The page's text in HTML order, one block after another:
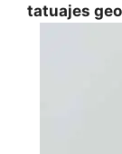
tatuajes